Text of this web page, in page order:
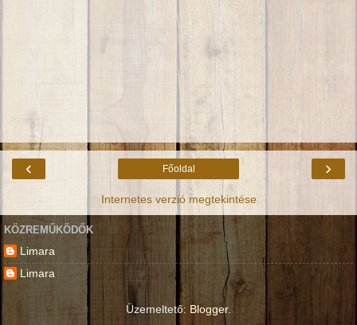
‹ ›
Főoldal
Internetes verzió megtekintése
KÖZREMŰKÖDŐK
Limara
Limara
Üzemeltető: Blogger.